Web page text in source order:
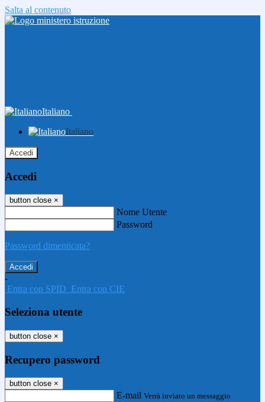
Salta al contenuto
Italiano
Italiano
Accedi
Accedi
button close ×
Nome Utente
Password
Password dimenticata?
-
Entra con SPID Entra con CIE
Seleziona utente
button close ×
Recupero password
button close ×
E-mail Verrà inviato un messaggio